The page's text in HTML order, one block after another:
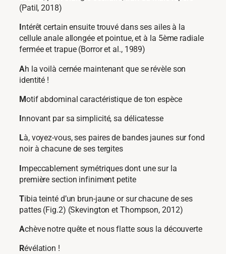
(Patil, 2018)
ntérêt certain ensuite trouvé dans ses ailes à la
cellule anale allongée et pointue, et à la 5ème radiale
fermée et trapue (Borror et al., 1989)
Ah la voilà cernée maintenant que se révèle son
identité !
Motif abdominal caractéristique de ton espèce
nnovant par sa simplicité, sa délicatesse
Là, voyez-vous, ses paires de bandes jaunes sur fond
noir à chacune de ses tergites
Impeccablement symétriques dont une sur la
première section infiniment petite
Tibia teinté d’un brun-jaune or sur chacune de ses
pattes (Fig.2) (Skevington et Thompson, 2012)
Achève notre quête et nous flatte sous la découverte
Révélation !